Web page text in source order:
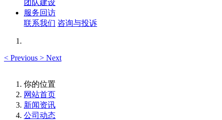
团队建设
服务回访
联系我们 咨询与投诉
< Previous > Next
你的位置
网站首页
新闻资讯
公司动态